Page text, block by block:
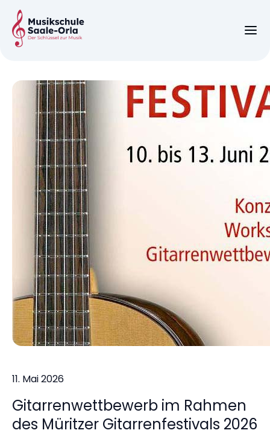
11. Mai 2026
Gitarrenwettbewerb im Rahmen
des Müritzer Gitarrenfestivals 2026